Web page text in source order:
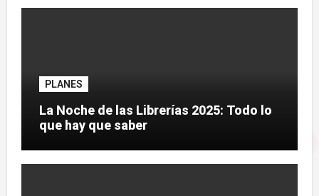
PLANES
La Noche de las Librerías 2025: Todo lo
que hay que saber